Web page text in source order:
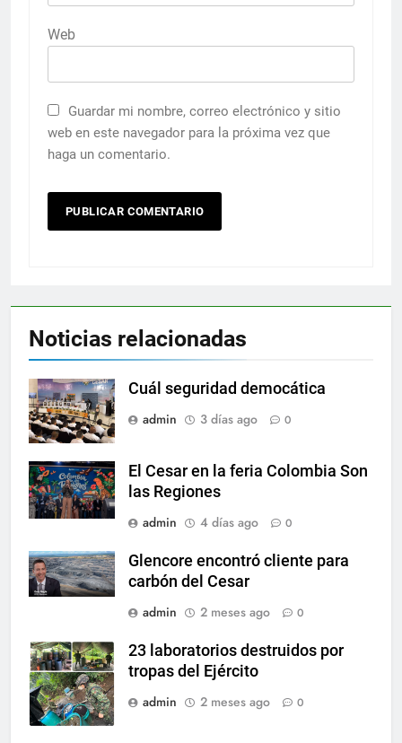
Web
Guardar mi nombre, correo electrónico y sitio
web en este navegador para la próxima vez que
haga un comentario.
Noticias relacionadas
Cuál seguridad democática
admin
3 días ago 0
El Cesar en la feria Colombia Son
las Regiones
admin
4 días ago 0
Glencore encontró cliente para
carbón del Cesar
admin
2 meses ago 0
23 laboratorios destruidos por
tropas del Ejército
admin
2 meses ago 0